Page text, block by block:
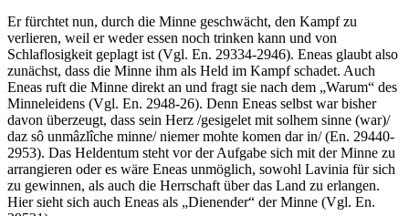
Er fürchtet nun, durch die Minne geschwächt, den Kampf zu
verlieren, weil er weder essen noch trinken kann und von
Schlaflosigkeit geplagt ist (Vgl. En. 29334-2946). Eneas glaubt also
zunächst, dass die Minne ihm als Held im Kampf schadet. Auch
Eneas ruft die Minne direkt an und fragt sie nach dem „Warum“ des
Minneleidens (Vgl. En. 2948-26). Denn Eneas selbst war bisher
davon überzeugt, dass sein Herz /gesigelet mit solhem sinne (war)/
daz sô unmâzlîche minne/ niemer mohte komen dar in/ (En. 29440-
2953). Das Heldentum steht vor der Aufgabe sich mit der Minne zu
arrangieren oder es wäre Eneas unmöglich, sowohl Lavinia für sich
zu gewinnen, als auch die Herrschaft über das Land zu erlangen.
Hier sieht sich auch Eneas als „Dienender“ der Minne (Vgl. En.